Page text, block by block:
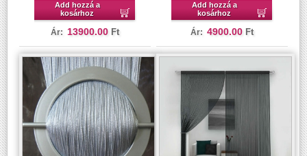
Add hozzá a
kosárhoz
Ár: 13900.00 Ft
Add hozzá a
kosárhoz
Ár: 4900.00 Ft